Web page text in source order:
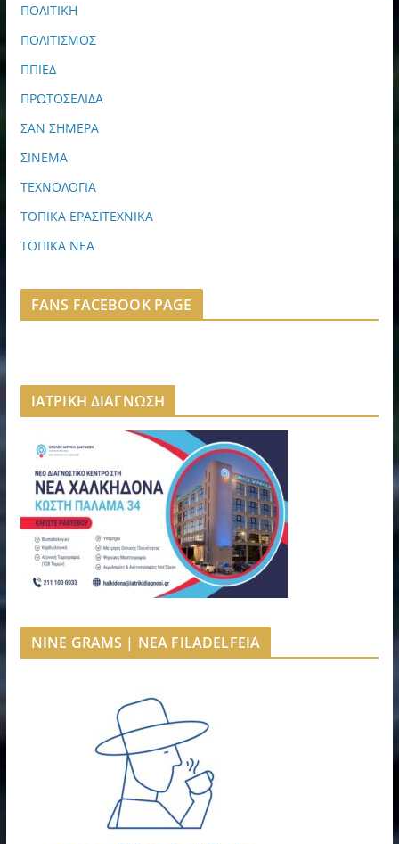
ΠΟΛΙΤΙΚΗ
ΠΟΛΙΤΙΣΜΟΣ
ΠΠΙΕΔ
ΠΡΩΤΟΣΕΛΙΔΑ
ΣΑΝ ΣΗΜΕΡΑ
ΣΙΝΕΜΑ
ΤΕΧΝΟΛΟΓΙΑ
ΤΟΠΙΚΑ ΕΡΑΣΙΤΕΧΝΙΚΑ
ΤΟΠΙΚΑ ΝΕΑ
FANS FACEBOOK PAGE
ΙΑΤΡΙΚΗ ΔΙΑΓΝΩΣΗ
NINE GRAMS | NEA FILADELFEIA